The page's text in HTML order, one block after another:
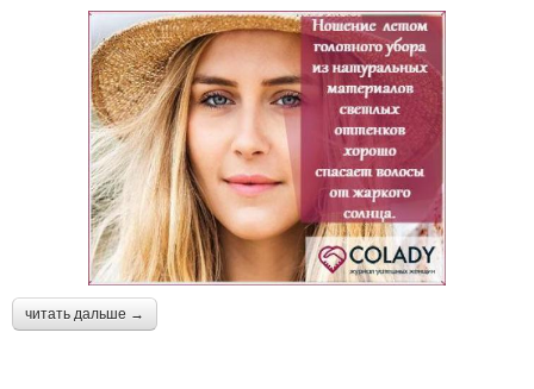
читать дальше →